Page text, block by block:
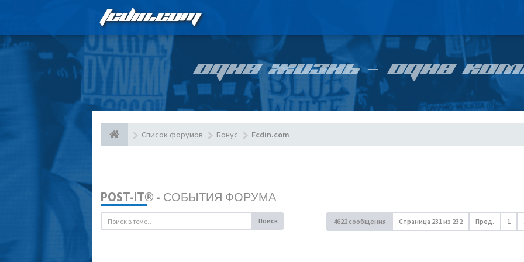
FCDIN.COM
ОДНА ЖИЗНЬ – ОДНА
Список форумов Бонус Fcdin.com
POST-IT® - СОБЫТИЯ ФОРУМА
Поиск 4622 сообщения Страница 231из 232 Пред. 1